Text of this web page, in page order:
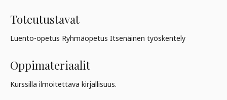
Toteutustavat
Luento-opetus Ryhmäopetus Itsenäinen työskentely
Oppimateriaalit
Kurssilla ilmoitettava kirjallisuus.